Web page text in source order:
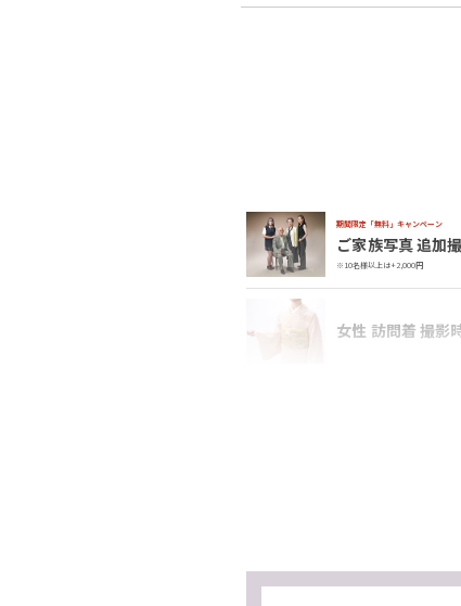
期間限定「無料」キャンペーン
ご家族写真 追加
※10名様以上は+2,000円
女性 訪問着 撮影
男性 ヘアセット